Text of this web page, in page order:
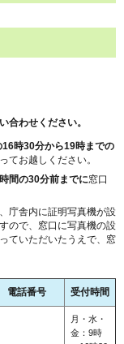
合わせください。
時30分から19時までの
てお越しください。
間の30分前までに窓口
庁舎内に証明写真機が設
ので、窓口に写真機の設
ていただいたうえで、窓
電話番号 受付時間
月・水・
金：9時